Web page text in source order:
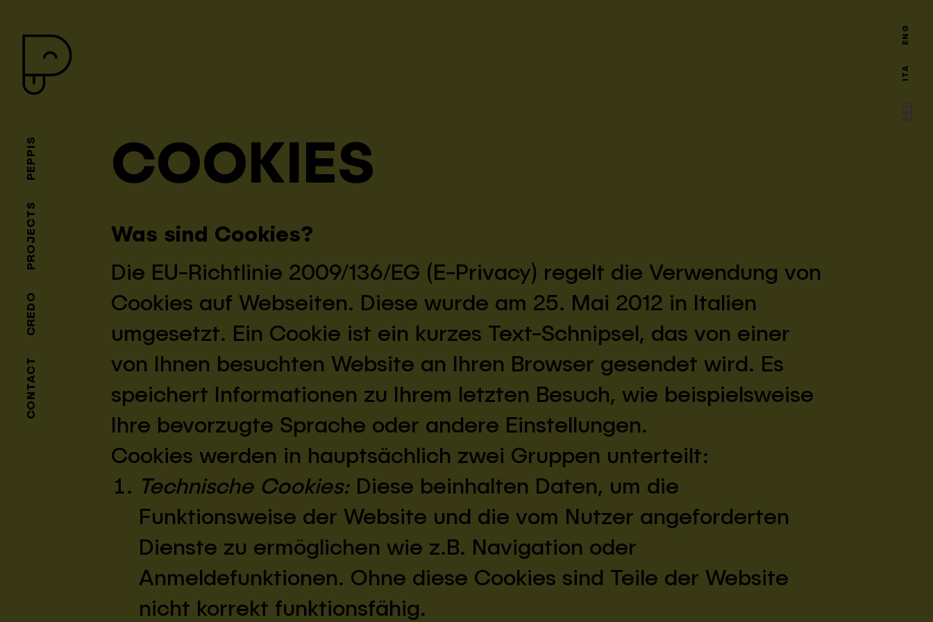
PEPPIS
PROJECTS
CREDO
CONTACT
DEU
ITA
ENG
COOKIES
Was sind Cookies?
Die EU-Richtlinie 2009/136/EG (E-Privacy) regelt die Verwendung von
Cookies auf Webseiten. Diese wurde am 25. Mai 2012 in Italien
umgesetzt. Ein Cookie ist ein kurzes Text-Schnipsel, das von einer
von Ihnen besuchten Website an Ihren Browser gesendet wird. Es
speichert Informationen zu Ihrem letzten Besuch, wie beispielsweise
Ihre bevorzugte Sprache oder andere Einstellungen.
Cookies werden in hauptsächlich zwei Gruppen unterteilt:
Technische Cookies: Diese beinhalten Daten, um die
Funktionsweise der Website und die vom Nutzer angeforderten
Dienste zu ermöglichen wie z.B. Navigation oder
Anmeldefunktionen. Ohne diese Cookies sind Teile der Website
nicht korrekt funktionsfähig.